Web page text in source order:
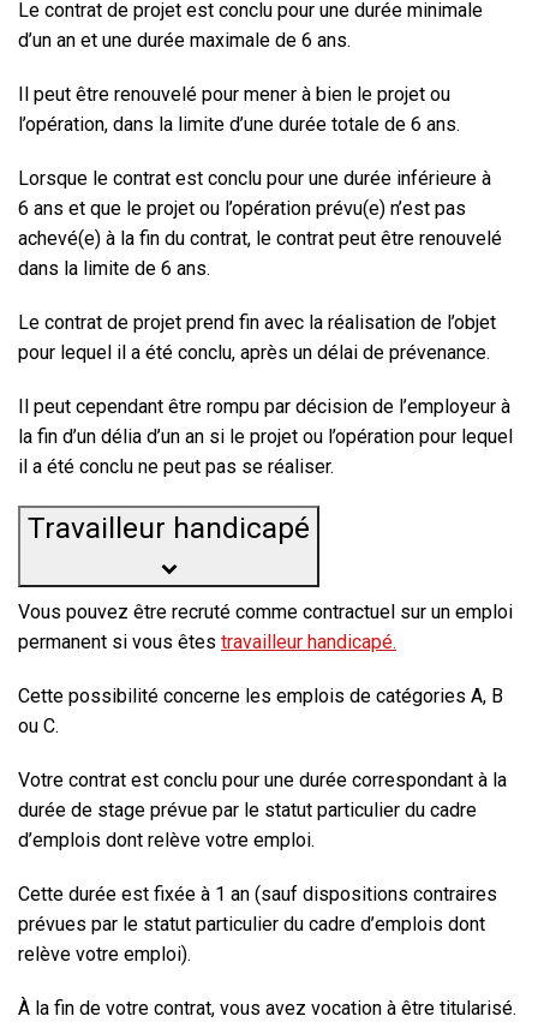
Le contrat de projet est conclu pour une durée minimale
d’un an et une durée maximale de 6 ans.
Il peut être renouvelé pour mener à bien le projet ou
l’opération, dans la limite d’une durée totale de 6 ans.
Lorsque le contrat est conclu pour une durée inférieure à
6 ans et que le projet ou l’opération prévu(e) n’est pas
achevé(e) à la fin du contrat, le contrat peut être renouvelé
dans la limite de 6 ans.
Le contrat de projet prend fin avec la réalisation de l’objet
pour lequel il a été conclu, après un délai de prévenance.
Il peut cependant être rompu par décision de l’employeur à
la fin d’un délia d’un an si le projet ou l’opération pour lequel
il a été conclu ne peut pas se réaliser.
Travailleur handicapé
Vous pouvez être recruté comme contractuel sur un emploi
permanent si vous êtes travailleur handicapé.
Cette possibilité concerne les emplois de catégories A, B
ou C.
Votre contrat est conclu pour une durée correspondant à la
durée de stage prévue par le statut particulier du cadre
d’emplois dont relève votre emploi.
Cette durée est fixée à 1 an (sauf dispositions contraires
prévues par le statut particulier du cadre d’emplois dont
relève votre emploi).
À la fin de votre contrat, vous avez vocation à être titularisé.